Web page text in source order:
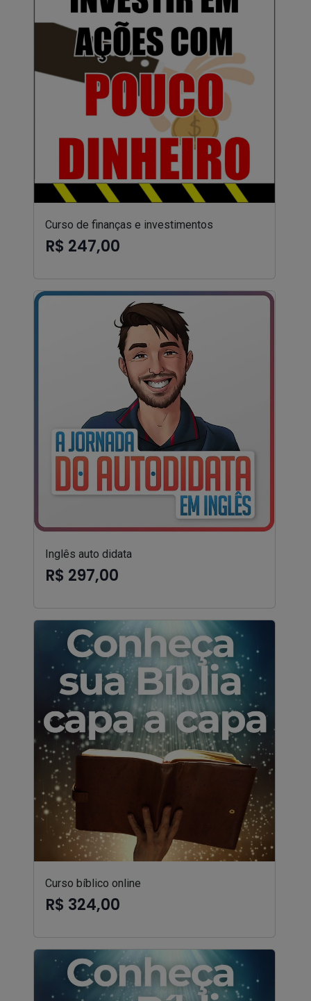
Curso de finanças e investimentos
R$ 247,00
Inglês auto didata
R$ 297,00
Curso bíblico online
R$ 324,00